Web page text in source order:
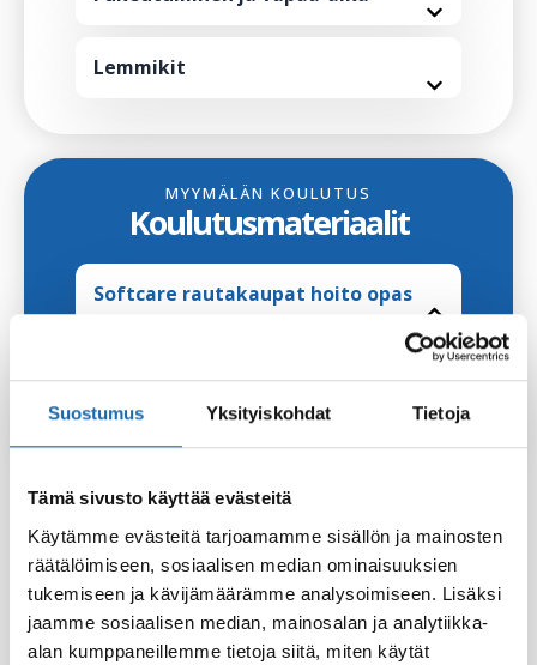
Suostumus Yksityiskohdat Tietoja
Tämä sivusto käyttää evästeitä
Käytämme evästeitä tarjoamamme sisällön ja mainosten
räätälöimiseen, sosiaalisen median ominaisuuksien
tukemiseen ja kävijämäärämme analysoimiseen. Lisäksi
jaamme sosiaalisen median, mainosalan ja analytiikka-
alan kumppaneillemme tietoja siitä, miten käytät
Lemmikit
MYYMÄLÄN KOULUTUS
Koulutusmateriaalit
Softcare rautakaupat hoito opas
Softcare huonekalujen hoito
Lataa ja hyödynnä materiaaleja
Löydät tuotekortit ja koulutusmateriaalit aihealueittain.
Klikkaa otsikkoa, avaa sisältö ja lataa PDF tarvittaessa.
Materiaalit sopivat myyntityön tueksi ja asiakasohjeeksi.